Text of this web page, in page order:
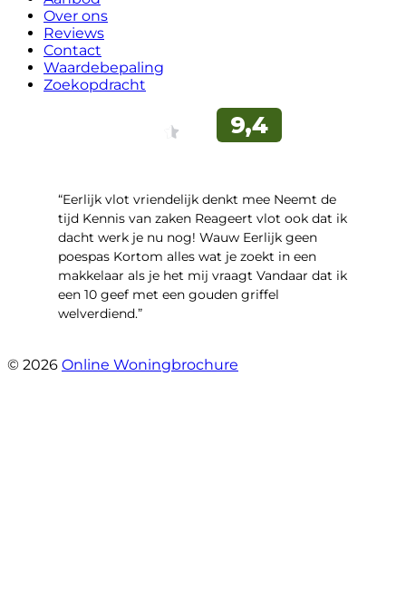
Over ons
Reviews
Contact
Waardebepaling
Zoekopdracht
“Eerlijk vlot vriendelijk denkt mee Neemt de
tijd Kennis van zaken Reageert vlot ook dat ik
dacht werk je nu nog! Wauw Eerlijk geen
poespas Kortom alles wat je zoekt in een
makkelaar als je het mij vraagt Vandaar dat ik
een 10 geef met een gouden griffel
welverdiend.”
© 2026 Online Woningbrochure